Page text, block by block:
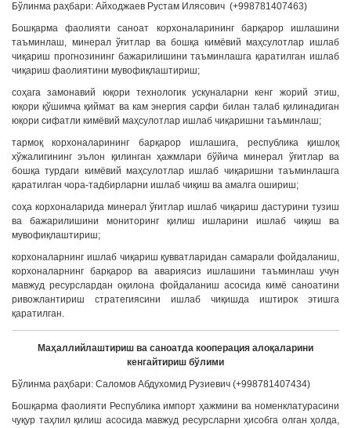
Бўлинма раҳбари: Айходжаев Рустам Илясович (+998781407463)
Бошқарма фаолияти саноат корхоналарининг барқарор ишлашини
таъминлаш, минерал ўғитлар ва бошқа кимёвий маҳсулотлар ишлаб
чиқариш прогнозининг бажарилишини таъминлашга қаратилган ишлаб
чиқариш фаолиятини мувофиқлаштириш;
соҳага замонавий юқори технологик ускуналарни кенг жорий этиш,
юқори қўшимча қиймат ва кам энергия сарфи билан талаб қилинадиган
юқори сифатли кимёвий маҳсулотлар ишлаб чиқаришни таъминлаш;
тармоқ корхоналарининг барқарор ишлашига, республика қишлоқ
хўжалигининг эълон қилинган ҳажмлари бўйича минерал ўғитлар ва
бошқа турдаги кимёвий маҳсулотлар ишлаб чиқаришни таъминлашга
қаратилган чора-тадбирларни ишлаб чиқиш ва амалга ошириш;
соҳа корхоналарида минерал ўғитлар ишлаб чиқариш дастурини тузиш
ва бажарилишини мониторинг қилиш ишларини ишлаб чиқиш ва
мувофиқлаштириш;
корхоналарнинг ишлаб чиқариш қувватларидан самарали фойдаланиш,
корхоналарнинг барқарор ва авариясиз ишлашини таъминлаш учун
мавжуд ресурслардан оқилона фойдаланиш асосида кимё саноатини
ривожлантириш стратегиясини ишлаб чиқишда иштирок этишга
қаратилган.
Маҳаллийлаштириш ва саноатда кооперация алоқаларини
кенгайтириш бўлими
Бўлинма раҳбари: Саломов Абдухомид Рузиевич (+998781407434)
Бошқарма фаолияти Республика импорт ҳажмини ва номенклатурасини
чуқур таҳлил қилиш асосида мавжуд ресурсларни ҳисобга олган ҳолда,